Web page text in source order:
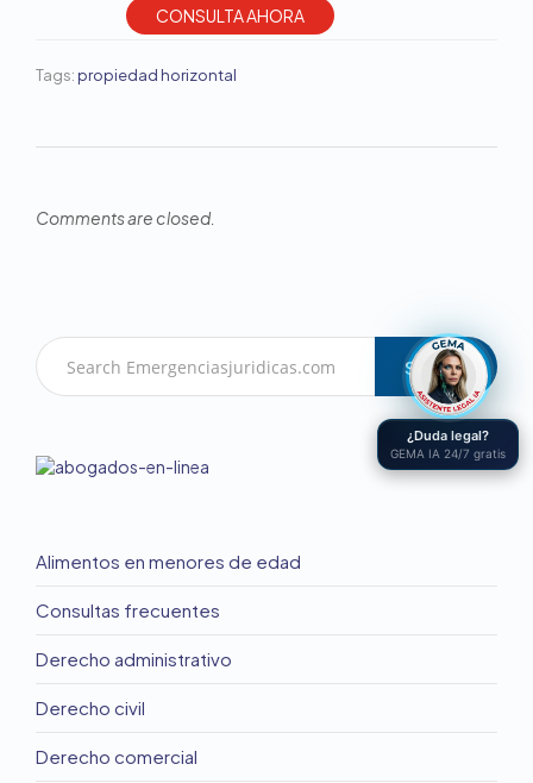
CONSULTA AHORA
Tags: propiedad horizontal
Comments are closed.
Search
Alimentos en menores de edad
Consultas frecuentes
Derecho administrativo
Derecho civil
Derecho comercial
¿Duda legal?
GEMA IA 24/7 gratis